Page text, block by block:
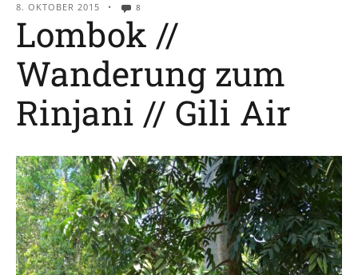
8. OKTOBER 2015 • 8
Lombok //
Wanderung zum
Rinjani // Gili Air